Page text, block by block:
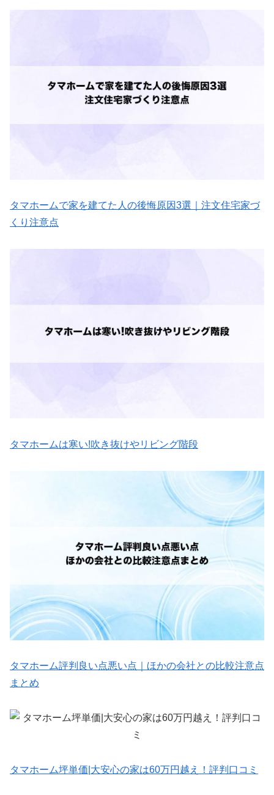
タマホームで家を建てた人の後悔原因3選｜注文住宅家づ
くり注意点
タマホームは寒い!吹き抜けやリビング階段
タマホーム評判良い点悪い点｜ほかの会社との比較注意点
まとめ
タマホーム坪単価|大安心の家は60万円越え！評判口コミ